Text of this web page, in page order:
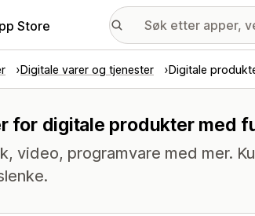
Store
Digitale varer og tjenester Digitale
for digitale produkter med
video, programvare med mer.